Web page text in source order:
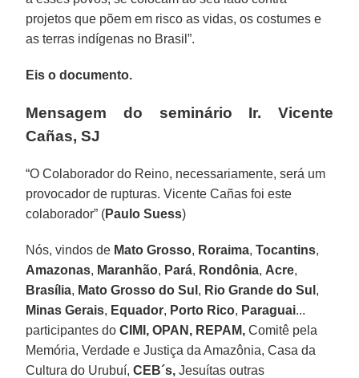
projetos que põem em risco as vidas, os costumes e
as terras indígenas no Brasil”.
Eis o documento.
Mensagem do seminário Ir. Vicente
Cañas, SJ
“O Colaborador do Reino, necessariamente, será um
provocador de rupturas. Vicente Cañas foi este
colaborador” (Paulo Suess)
Nós, vindos de Mato Grosso, Roraima,Tocantins,
Amazonas, Maranhão, Pará, Rondônia, Acre,
Brasília, Mato Grosso do Sul , Rio Grande do Sul ,
Minas Gerais, Equador, Porto Rico, Paraguai...
participantes doCIMI, OPAN, REPAM, Comitê pela
Memória, Verdade e Justiça da Amazônia, Casa da
Cultura do Urubuí,CEB´s, Jesuítas outras